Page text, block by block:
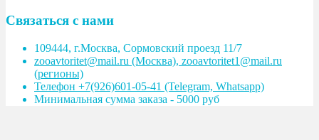
Связаться с нами
109444, г.Москва, Сормовский проезд 11/7
zooavtoritet@mail.ru (Москва), zooavtoritet1@mail.ru
(регионы)
Телефон +7(926)601-05-41 (Telegram, Whatsapp)
Минимальная сумма заказа - 5000 руб